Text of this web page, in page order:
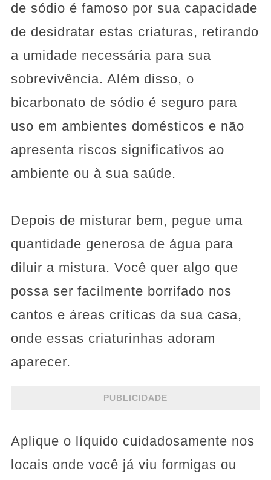
de sódio é famoso por sua capacidade
de desidratar estas criaturas, retirando
a umidade necessária para sua
sobrevivência. Além disso, o
bicarbonato de sódio é seguro para
uso em ambientes domésticos e não
apresenta riscos significativos ao
ambiente ou à sua saúde.
Depois de misturar bem, pegue uma
quantidade generosa de água para
diluir a mistura. Você quer algo que
possa ser facilmente borrifado nos
cantos e áreas críticas da sua casa,
onde essas criaturinhas adoram
aparecer.
PUBLICIDADE
Aplique o líquido cuidadosamente nos
locais onde você já viu formigas ou